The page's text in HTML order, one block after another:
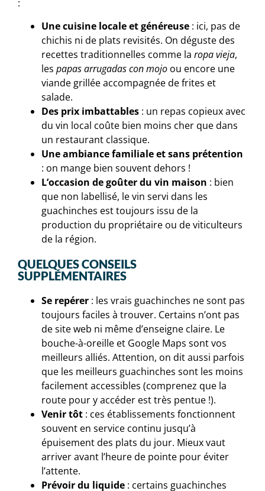
:
Une cuisine locale et généreuse : ici, pas de
chichis ni de plats revisités. On déguste des
recettes traditionnelles comme la ropa vieja,
les papas arrugadas con mojo ou encore une
viande grillée accompagnée de frites et
salade.
Des prix imbattables : un repas copieux avec
du vin local coûte bien moins cher que dans
un restaurant classique.
Une ambiance familiale et sans prétention
: on mange bien souvent dehors !
L’occasion de goûter du vin maison : bien
que non labellisé, le vin servi dans les
guachinches est toujours issu de la
production du propriétaire ou de viticulteurs
de la région.
QUELQUES CONSEILS
SUPPLÉMENTAIRES
Se repérer : les vrais guachinches ne sont pas
toujours faciles à trouver. Certains n’ont pas
de site web ni même d’enseigne claire. Le
bouche-à-oreille et Google Maps sont vos
meilleurs alliés. Attention, on dit aussi parfois
que les meilleurs guachinches sont les moins
facilement accessibles (comprenez que la
route pour y accéder est très pentue !).
Venir tôt : ces établissements fonctionnent
souvent en service continu jusqu’à
épuisement des plats du jour. Mieux vaut
arriver avant l’heure de pointe pour éviter
l’attente.
Prévoir du liquide : certains guachinches